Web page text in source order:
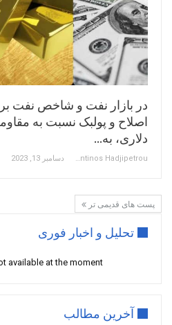
در بازار نفت و شاخص نفت
دلاری، به…
Constantinos Hadjipetrou دسامبر 13, 2023
پست های قدیمی تر
تحلیل و اخبار فوری
available at the moment.
آخرین مطالب